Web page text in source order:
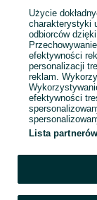
Użycie
charakterystyki
odbiorców
efektywności
personalizacji
reklam.
efektywności
Lista